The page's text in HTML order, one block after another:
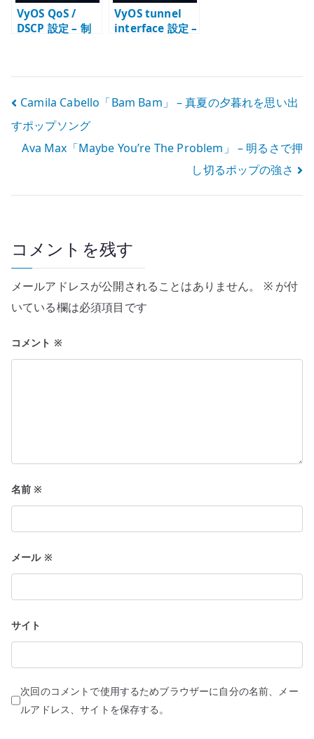
VyOS QoS /
DSCP 設定 – 制
VyOS tunnel
interface 設定 –
投
稿
ナ
ビ
ー
シ
ョ
ン
Camila Cabello「Bam Bam」 – 真夏の夕暮れを思い出
すポップソング
Ava Max「Maybe You’re The Problem」 – 明るさで押
し切るポップの強さ
コメントを残す
メールアドレスが公開されることはありません。 ※が付
いている欄は必須項目です
コメント ※
名前※
メール ※
サイト
次回のコメントで使用するためブラウザーに自分の名前、メー
ルアドレス、サイトを保存する。